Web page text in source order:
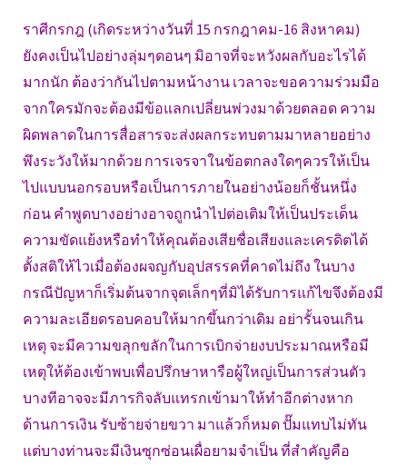
ราศีกรกฎ (เกิดระหว่างวันที่ 15 กรกฎาคม-16 สิงหาคม)
ยังคงเป็นไปอย่างลุ่มๆดอนๆ มิอาจที่จะหวังผลกับอะไรได้
มากนัก ต้องว่ากันไปตามหน้างาน เวลาจะขอความร่วมมือ
จากใครมักจะต้องมีข้อแลกเปลี่ยนพ่วงมาด้วยตลอด ความ
ผิดพลาดในการสื่อสารจะส่งผลกระทบตามมาหลายอย่าง
พึงระวังให้มากด้วย การเจรจาในข้อตกลงใดๆควรให้เป็น
ไปแบบนอกรอบหรือเป็นการภายในอย่างน้อยก็ชั้นหนึ่ง
ก่อน คำพูดบางอย่างอาจถูกนำไปต่อเติมให้เป็นประเด็น
ความขัดแย้งหรือทำให้คุณต้องเสียชื่อเสียงและเครดิตได้
ตั้งสติให้ไวเมื่อต้องผจญกับอุปสรรคที่คาดไม่ถึง ในบาง
กรณีปัญหาก็เริ่มต้นจากจุดเล็กๆที่มิได้รับการแก้ไขจึงต้องมี
ความละเอียดรอบคอบให้มากขึ้นกว่าเดิม อย่ารั้นจนเกิน
เหตุ จะมีความขลุกขลักในการเบิกจ่ายงบประมาณหรือมี
เหตุให้ต้องเข้าพบเพื่อปรึกษาหารือผู้ใหญ่เป็นการส่วนตัว
บางทีอาจจะมีภารกิจลับแทรกเข้ามาให้ทำอีกต่างหาก
ด้านการเงิน รับซ้ายจ่ายขวา มาแล้วก็หมด ปั๊มแทบไม่ทัน
แต่บางท่านจะมีเงินซุกซ่อนเผื่อยามจำเป็น ที่สำคัญคือ